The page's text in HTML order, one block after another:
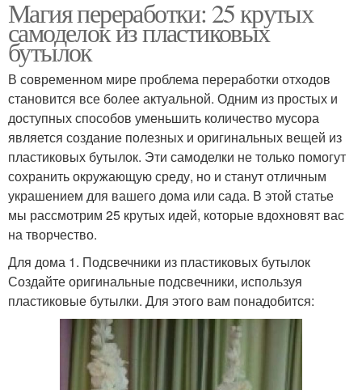
Магия переработки: 25 крутых
самоделок из пластиковых
бутылок
В современном мире проблема переработки отходов
становится все более актуальной. Одним из простых и
доступных способов уменьшить количество мусора
является создание полезных и оригинальных вещей из
пластиковых бутылок. Эти самоделки не только помогут
сохранить окружающую среду, но и станут отличным
украшением для вашего дома или сада. В этой статье
мы рассмотрим 25 крутых идей, которые вдохновят вас
на творчество.
Для дома 1. Подсвечники из пластиковых бутылок
Создайте оригинальные подсвечники, используя
пластиковые бутылки. Для этого вам понадобится: